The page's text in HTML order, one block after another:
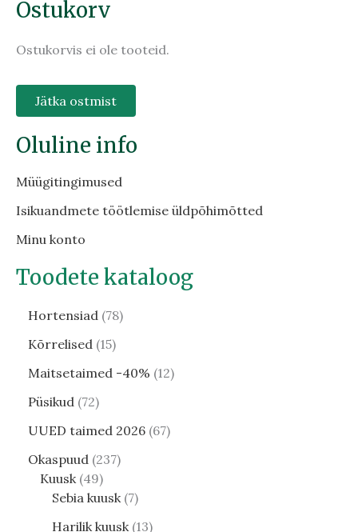
Ostukorv
Ostukorvis ei ole tooteid.
Jätka ostmist
Oluline info
Müügitingimused
Isikuandmete töötlemise üldpõhimõtted
Minu konto
Toodete kataloog
Hortensiad 78
Kõrrelised 15
Maitsetaimed -40% 12
Püsikud 72
UUED taimed 2026 67
Okaspuud 237
Kuusk 49
Sebia kuusk 7
Harilik kuusk 13